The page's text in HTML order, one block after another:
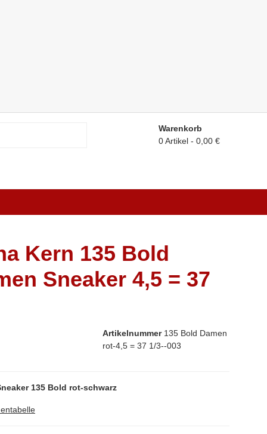
Warenkorb
0 Artikel
0,00 €
Kern 135 Bold
Sneaker 4,5 = 37
Artikelnummer 135 Bold Damen
rot-4,5 = 37 1/3--003
135 Bold rot-schwarz